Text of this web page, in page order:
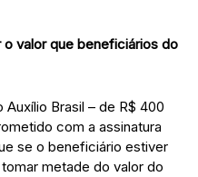
valor que beneficiários do
Brasil – de R$ 400
com a assinatura
se o beneficiário estiver
metade do valor do